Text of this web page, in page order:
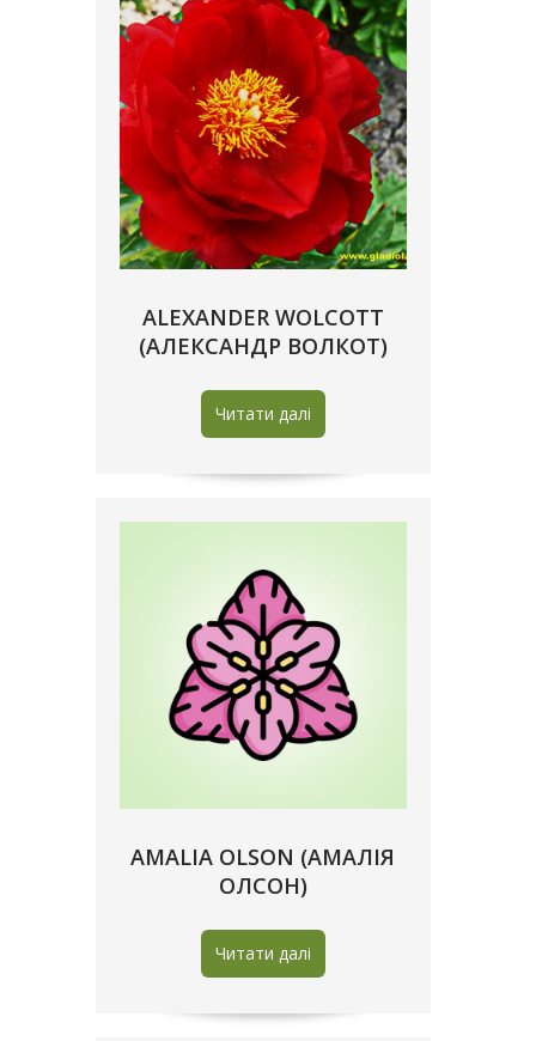
ALEXANDER WOLCOTT
(АЛЕКСАНДР ВОЛКОТ)
Читати далі
AMALIA OLSON (АМАЛІЯ
ОЛСОН)
Читати далі